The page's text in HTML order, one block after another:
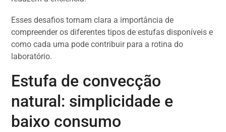
Esses desafios tornam clara a importância de
compreender os diferentes tipos de estufas disponíveis e
como cada uma pode contribuir para a rotina do
laboratório.
Estufa de convecção
natural: simplicidade e
baixo consumo